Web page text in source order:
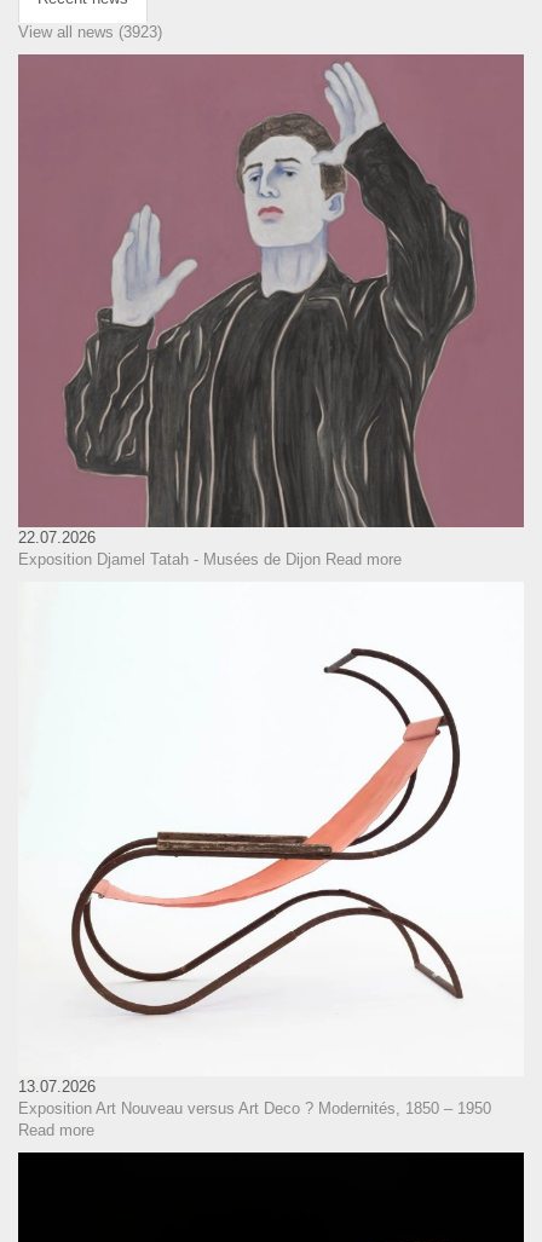
View all news (3923)
22.07.2026
Exposition Djamel Tatah - Musées de Dijon Read more
13.07.2026
Exposition Art Nouveau versus Art Deco ? Modernités, 1850 – 1950
Read more